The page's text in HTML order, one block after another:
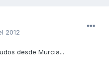
2012
desde Murcia...